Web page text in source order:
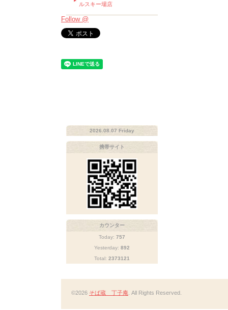
ルスキー場店
Follow @
2026.08.07 Friday
携帯サイト
カウンター
Today: 757
Yesterday: 892
Total: 2373121
©2026 そば蔵 丁子庵 . All Rights Reserved.